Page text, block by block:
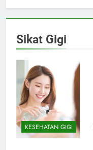
Sikat Gigi
KESEHATAN GIGI